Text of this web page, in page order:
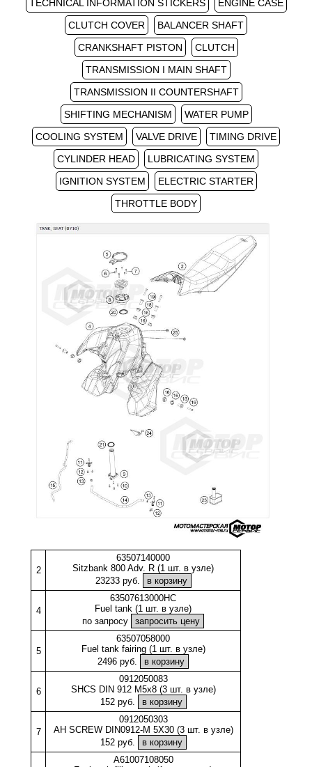
TECHNICAL INFORMATION STICKERS
ENGINE CASE
CLUTCH COVER
BALANCER SHAFT
CRANKSHAFT PISTON
CLUTCH
TRANSMISSION I MAIN SHAFT
TRANSMISSION II COUNTERSHAFT
SHIFTING MECHANISM
WATER PUMP
COOLING SYSTEM
VALVE DRIVE
TIMING DRIVE
CYLINDER HEAD
LUBRICATING SYSTEM
IGNITION SYSTEM
ELECTRIC STARTER
THROTTLE BODY
2
63507140000
Sitzbank 800 Adv. R (1 шт. в узле)
23233 руб.
4
63507613000HC
Fuel tank (1 шт. в узле)
по запросу
5
63507058000
Fuel tank fairing (1 шт. в узле)
2496 руб.
6
0912050083
SHCS DIN 912 M5x8 (3 шт. в узле)
152 руб.
7
0912050303
AH SCREW DIN0912-M 5X30 (3 шт. в узле)
152 руб.
A61007108050